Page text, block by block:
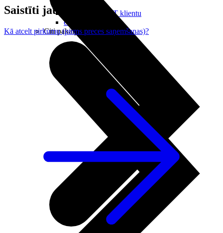
Kā kļūt par LMT klientu
eSIM tehnoloģija
Citi pakalpojumi
Saistīti jautājumi
Kā atcelt pirkumu (pirms preces saņemšanas)?